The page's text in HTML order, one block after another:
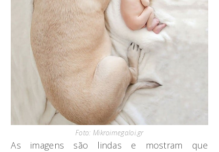
Foto: Mikroimegaloi.gr
As imagens são lindas e mostram que